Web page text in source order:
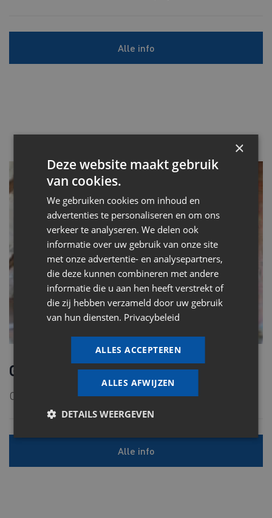
Alle info
Glaswol
Contacteer ons voor meer info.
Alle info
×
Deze website maakt gebruik
van cookies.
We gebruiken cookies om inhoud en
advertenties te personaliseren en om ons
verkeer te analyseren. We delen ook
informatie over uw gebruik van onze site
met onze advertentie- en analysepartners,
die deze kunnen combineren met andere
informatie die u aan hen heeft verstrekt of
die zij hebben verzameld door uw gebruik
van hun diensten. Privacybeleid
ALLES ACCEPTEREN
ALLES AFWIJZEN
DETAILS WEERGEVEN